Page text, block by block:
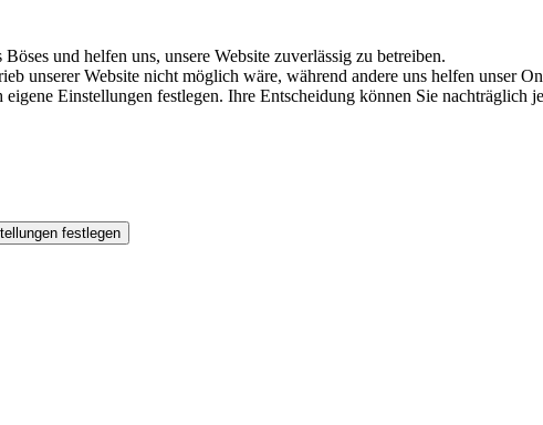
und helfen uns, unsere Website zuverlässig zu betreiben.
unserer Website nicht möglich wäre, während andere uns helfen unser
Einstellungen festlegen. Ihre Entscheidung können Sie
festlegen